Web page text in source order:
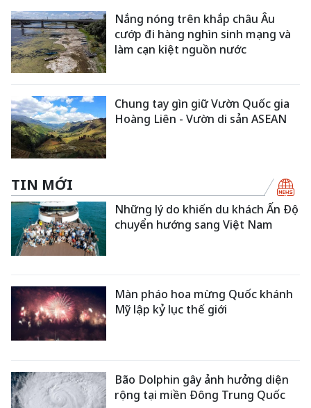
Nắng nóng trên khắp châu Âu
cướp đi hàng nghìn sinh mạng và
làm cạn kiệt nguồn nước
Chung tay gìn giữ Vườn Quốc gia
Hoàng Liên - Vườn di sản ASEAN
TIN MỚI
Những lý do khiến du khách Ấn Độ
chuyển hướng sang Việt Nam
Màn pháo hoa mừng Quốc khánh
Mỹ lập kỷ lục thế giới
Bão Dolphin gây ảnh hưởng diện
rộng tại miền Đông Trung Quốc